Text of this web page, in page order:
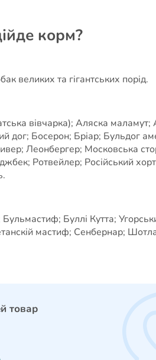
корм?
великих та гігантських порід.
вівчарка); Аляска
дог; Босерон; Бріар; Бульдог
Леонбергер; Московська
Ротвейлер; Російський
Буллі Кутта;
мастиф; Сенбернар;
товар